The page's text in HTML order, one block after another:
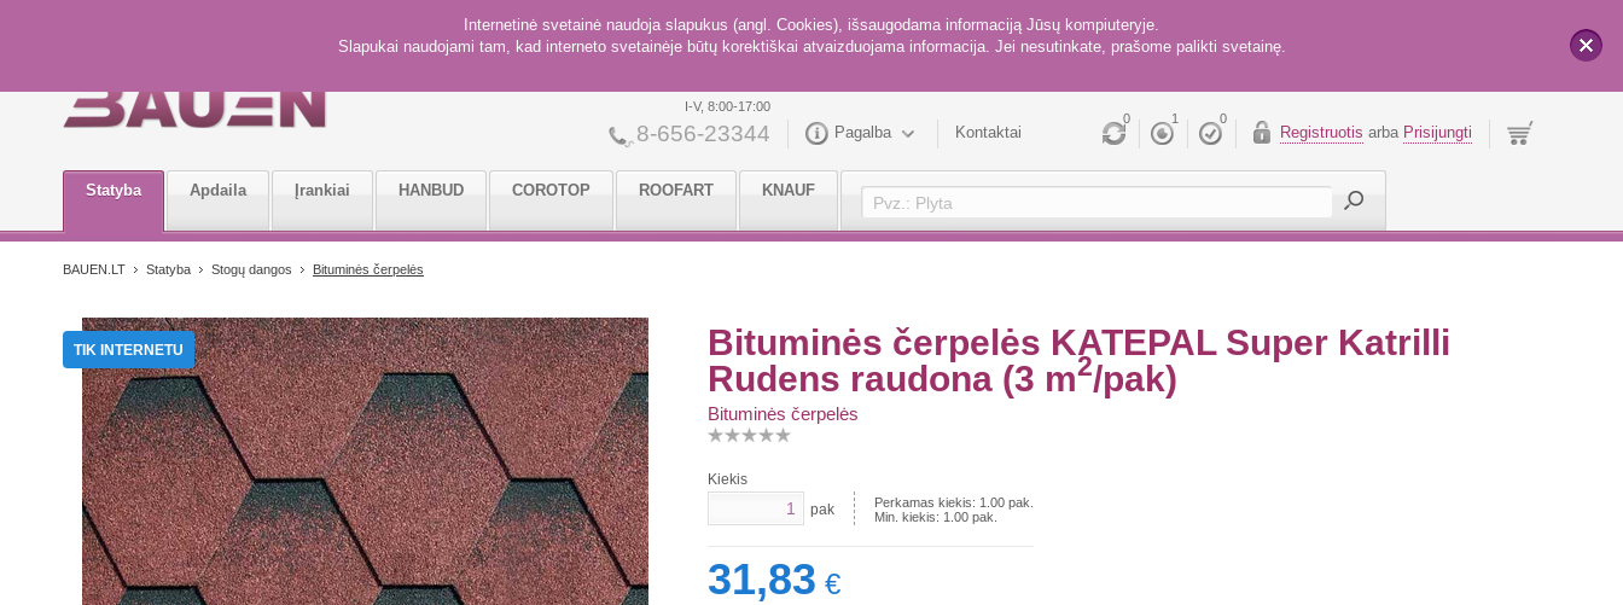
Internetinė svetainė naudoja slapukus (angl. Cookies), išsaugodama informaciją Jūsų kompiuteryje.
Slapukai naudojami tam, kad interneto svetainėje būtų korektiškai atvaizduojama informacija. Jei nesutinkate, prašome palikti svetainę.
0 1 0
Registruotis arba Prisijungti
I-V, 8:00-17:00
8-656-23344 Pagalba Kontaktai
Statyba Apdaila Įrankiai HANBUD COROTOP ROOFART KNAUF
BAUEN.LT Statyba Stogų dangos Bituminės čerpelės
Bituminės čerpelės KATEPAL Super Katrilli
Rudens raudona (3 m2/pak)
Bituminės čerpelės
TIK INTERNETU
Kiekis
pak
Perkamas kiekis: 1.00 pak.
Min. kiekis: 1.00 pak.
31,83 €